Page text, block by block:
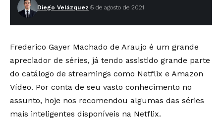
Diego Velázquez 5 de agosto de 2021
Frederico Gayer Machado de Araujo é um grande
apreciador de séries, já tendo assistido grande parte
do catálogo de streamings como Netflix e Amazon
Vídeo. Por conta de seu vasto conhecimento no
assunto, hoje nos recomendou algumas das séries
mais inteligentes disponíveis na Netflix.